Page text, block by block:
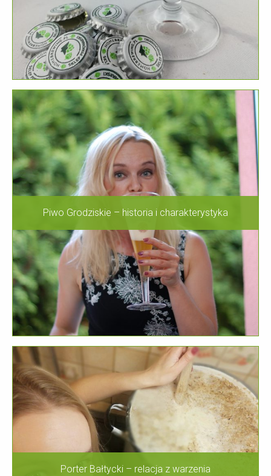
Piwo Grodziskie – historia i charakterystyka
Porter Bałtycki – relacja z warzenia